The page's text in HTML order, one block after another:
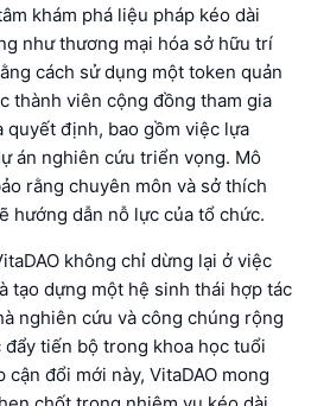
khám phá liệu pháp kéo dài
như thương mại hóa sở hữu trí
cách sử dụng một token quản
thành viên cộng đồng tham gia
định, bao gồm việc lựa
án nghiên cứu triển vọng. Mô
rằng chuyên môn và sở thích
hướng dẫn nỗ lực của tổ chức.
không chỉ dừng lại ở việc
tạo dựng một hệ sinh thái hợp tác
nghiên cứu và công chúng rộng
tiến bộ trong khoa học tuổi
đổi mới này, VitaDAO mong